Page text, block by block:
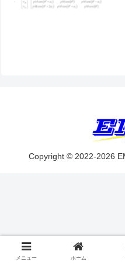
Copyright © 2022-2026
メニュー ホーム